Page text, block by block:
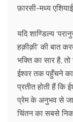
फ़ारसी-मध्य
यदि शाण्डिल्य
हक़ीक़ी’ की बात
भक्ति का सार है,
ईश्वर तक पहुँचने का
प्रतीत होती हैं कि
प्रेम के अनुभव से
चिंतन का सबसे